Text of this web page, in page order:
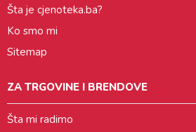
Šta je cjenoteka.ba?
Ko smo mi
Sitemap
ZA TRGOVINE I BRENDOVE
Šta mi radimo